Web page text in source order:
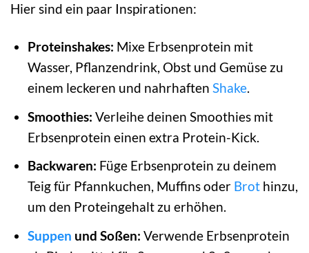
Hier sind ein paar Inspirationen:
Proteinshakes: Mixe Erbsenprotein mit
Wasser, Pflanzendrink, Obst und Gemüse zu
einem leckeren und nahrhaften Shake.
Smoothies: Verleihe deinen Smoothies mit
Erbsenprotein einen extra Protein-Kick.
Backwaren: Füge Erbsenprotein zu deinem
Teig für Pfannkuchen, Muffins oder Brothinzu,
um den Proteingehalt zu erhöhen.
Suppen und Soßen: Verwende Erbsenprotein